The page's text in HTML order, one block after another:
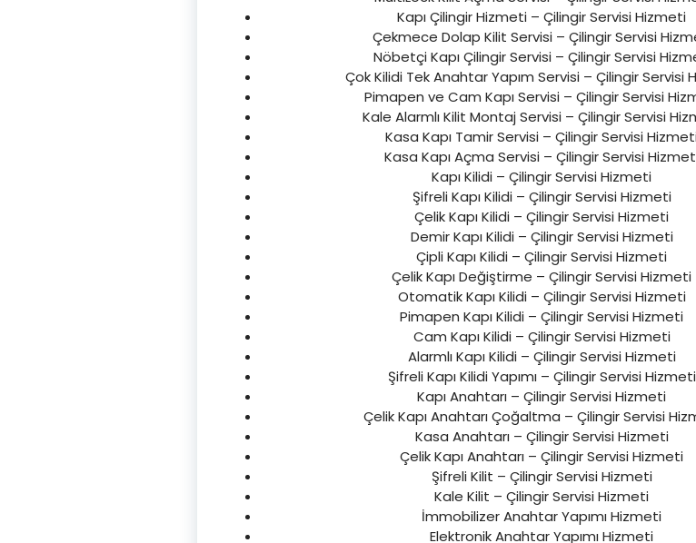
Kapı Çilingir Hizmeti – Çilingir Servisi Hizmeti
Çekmece Dolap Kilit Servisi – Çilingir Servisi
Nöbetçi Kapı Çilingir Servisi – Çilingir Servisi
Çok Kilidi Tek Anahtar Yapım Servisi – Çilingir Servisi
Pimapen ve Cam Kapı Servisi – Çilingir Servisi
Kale Alarmlı Kilit Montaj Servisi – Çilingir Servisi
Kasa Kapı Tamir Servisi – Çilingir Servisi
Kasa Kapı Açma Servisi – Çilingir Servisi
Kapı Kilidi – Çilingir Servisi Hizmeti
Şifreli Kapı Kilidi – Çilingir Servisi Hizmeti
Çelik Kapı Kilidi – Çilingir Servisi Hizmeti
Demir Kapı Kilidi – Çilingir Servisi Hizmeti
Çipli Kapı Kilidi – Çilingir Servisi Hizmeti
Çelik Kapı Değiştirme – Çilingir Servisi Hizmeti
Otomatik Kapı Kilidi – Çilingir Servisi Hizmeti
Pimapen Kapı Kilidi – Çilingir Servisi Hizmeti
Cam Kapı Kilidi – Çilingir Servisi Hizmeti
Alarmlı Kapı Kilidi – Çilingir Servisi Hizmeti
Şifreli Kapı Kilidi Yapımı – Çilingir Servisi Hizmeti
Kapı Anahtarı – Çilingir Servisi Hizmeti
Çelik Kapı Anahtarı Çoğaltma – Çilingir Servisi
Kasa Anahtarı – Çilingir Servisi Hizmeti
Çelik Kapı Anahtarı – Çilingir Servisi Hizmeti
Şifreli Kilit – Çilingir Servisi Hizmeti
Kale Kilit – Çilingir Servisi Hizmeti
İmmobilizer Anahtar Yapımı Hizmeti
Elektronik Anahtar Yapımı Hizmeti